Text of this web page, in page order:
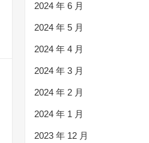
2024 年 6 月
2024 年 5 月
2024 年 4 月
2024 年 3 月
2024 年 2 月
2024 年 1 月
2023 年 12 月